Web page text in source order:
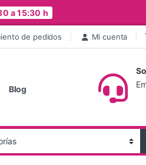
a 15:30 h
de pedidos Mi cuenta
Blog